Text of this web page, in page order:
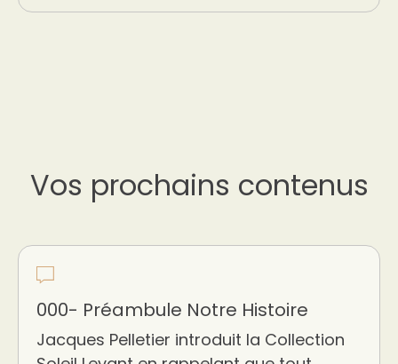
Vos prochains contenus
000- Préambule Notre Histoire
Jacques Pelletier introduit la Collection